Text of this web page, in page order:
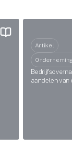
Artikel
aandelen van